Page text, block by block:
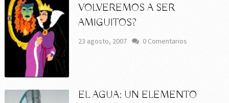
VOLVEREMOS A SER
AMIGUITOS?
23 agosto, 2007 0 Comentarios
EL AGUA: UN ELEMENTO